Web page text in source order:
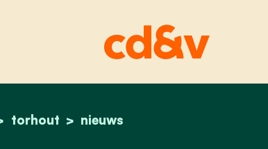
home
torhout nieuws
met onze sterke koppen bijeen voor